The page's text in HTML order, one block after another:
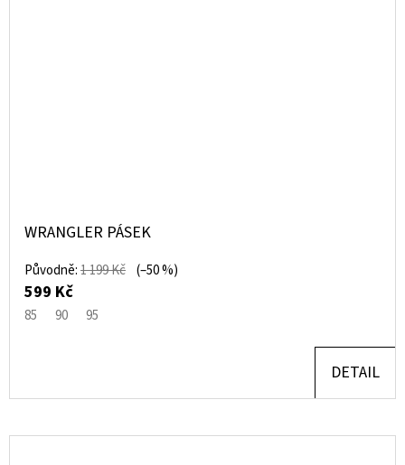
WRANGLER PÁSEK
Původně:1 199 Kč (–50 %)
599 Kč
85 90 95
DETAIL